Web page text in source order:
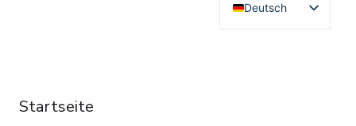
Deutsch
English
Startseite